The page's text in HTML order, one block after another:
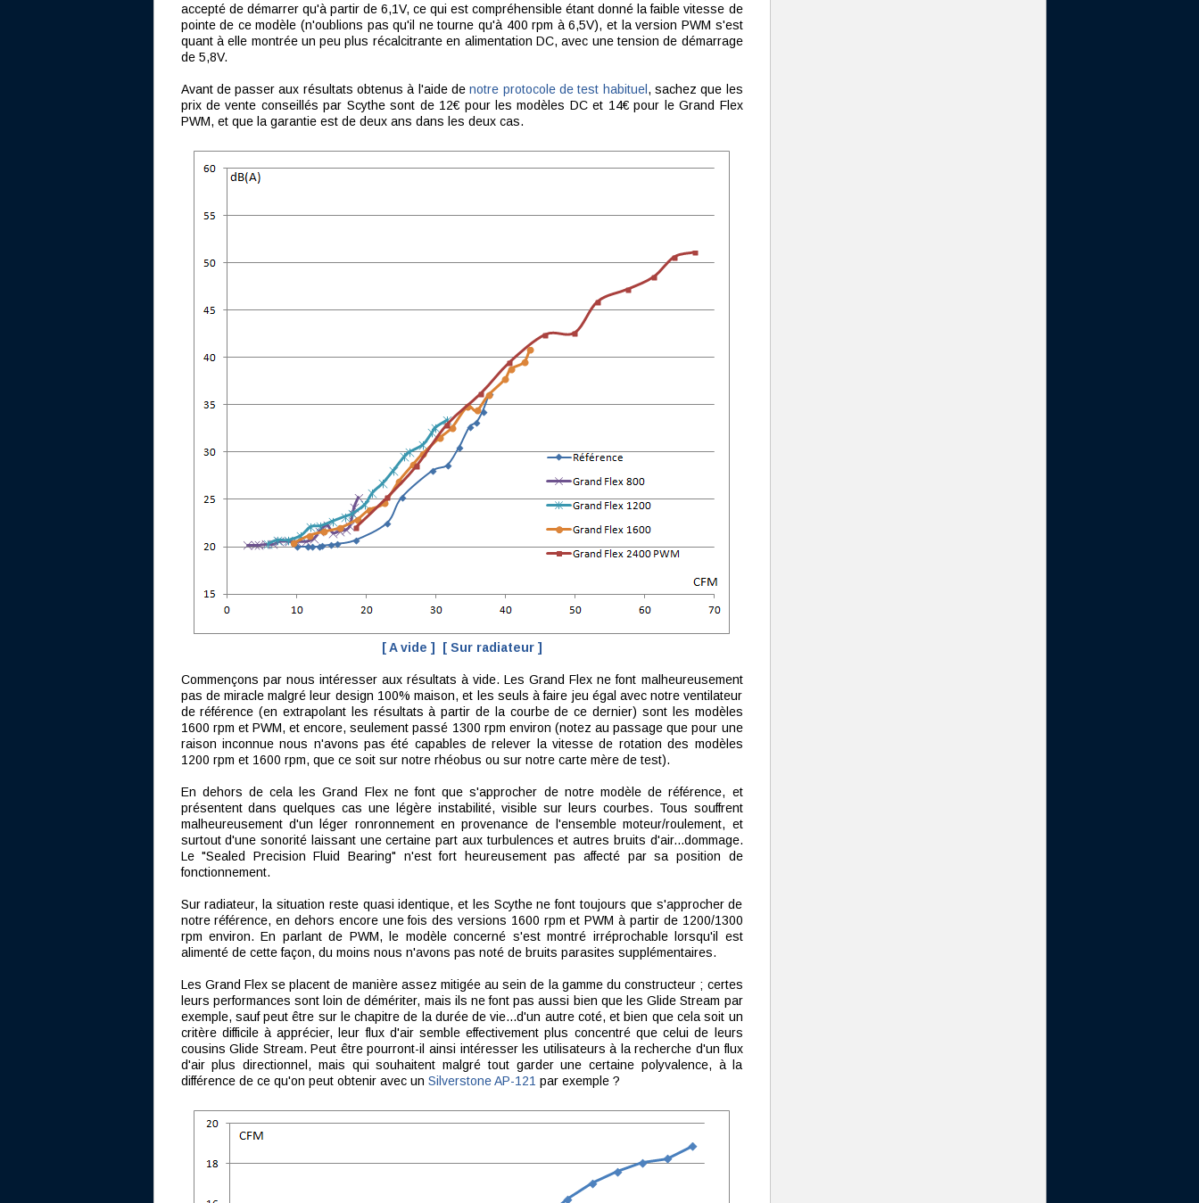
accepté de démarrer qu'à partir de 6,1V, ce qui est compréhensible étant donné la faible vitesse de
pointe de ce modèle (n'oublions pas qu'il ne tourne qu'à 400 rpm à 6,5V), et la version PWM s'est
quant à elle montrée un peu plus récalcitrante en alimentation DC, avec une tension de démarrage
de 5,8V.
Avant de passer aux résultats obtenus à l'aide denotre protocole de test habituel , sachez que les
prix de vente conseillés par Scythe sont de 12€ pour les modèles DC et 14€ pour le Grand Flex
PWM, et que la garantie est de deux ans dans les deux cas.
[ A vide ] [ Sur radiateur ]
Commençons par nous intéresser aux résultats à vide. Les Grand Flex ne font malheureusement
pas de miracle malgré leur design 100% maison, et les seuls à faire jeu égal avec notre ventilateur
de référence (en extrapolant les résultats à partir de la courbe de ce dernier) sont les modèles
1600 rpm et PWM, et encore, seulement passé 1300 rpm environ (notez au passage que pour une
raison inconnue nous n'avons pas été capables de relever la vitesse de rotation des modèles
1200 rpm et 1600 rpm, que ce soit sur notre rhéobus ou sur notre carte mère de test).
En dehors de cela les Grand Flex ne font que s'approcher de notre modèle de référence, et
présentent dans quelques cas une légère instabilité, visible sur leurs courbes. Tous souffrent
malheureusement d'un léger ronronnement en provenance de l'ensemble moteur/roulement, et
surtout d'une sonorité laissant une certaine part aux turbulences et autres bruits d'air...dommage.
Le "Sealed Precision Fluid Bearing" n'est fort heureusement pas affecté par sa position de
fonctionnement.
Sur radiateur, la situation reste quasi identique, et les Scythe ne font toujours que s'approcher de
notre référence, en dehors encore une fois des versions 1600 rpm et PWM à partir de 1200/1300
rpm environ. En parlant de PWM, le modèle concerné s'est montré irréprochable lorsqu'il est
alimenté de cette façon, du moins nous n'avons pas noté de bruits parasites supplémentaires.
Les Grand Flex se placent de manière assez mitigée au sein de la gamme du constructeur ; certes
leurs performances sont loin de démériter, mais ils ne font pas aussi bien que les Glide Stream par
exemple, sauf peut être sur le chapitre de la durée de vie...d'un autre coté, et bien que cela soit un
critère difficile à apprécier, leur flux d'air semble effectivement plus concentré que celui de leurs
cousins Glide Stream. Peut être pourront-il ainsi intéresser les utilisateurs à la recherche d'un flux
d'air plus directionnel, mais qui souhaitent malgré tout garder une certaine polyvalence, à la
différence de ce qu'on peut obtenir avec un Silverstone AP-121 par exemple ?